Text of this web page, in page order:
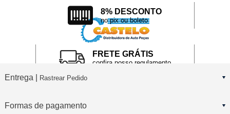
8% DESCONTO
no pix ou boleto
FRETE GRÁTIS
confira nosso regulamento
Entrega | Rastrear Pedido
Formas de pagamento